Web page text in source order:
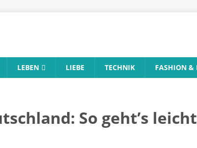
LEBEN LIEBE TECHNIK FASHION &
So geht’s